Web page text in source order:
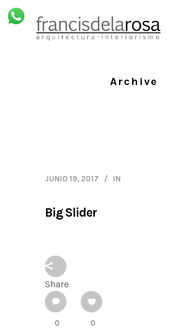
Archive
JUNIO 19, 2017 IN
Big Slider
Share
0 0